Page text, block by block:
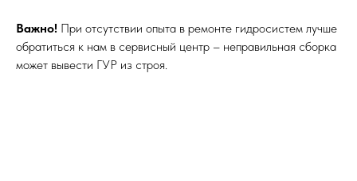
Важно! При отсутствии опыта в ремонте гидросистем лучше
обратиться к нам в сервисный центр – неправильная сборка
может вывести ГУР из строя.